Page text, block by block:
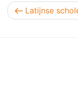
Vorig bericht
Latijnse